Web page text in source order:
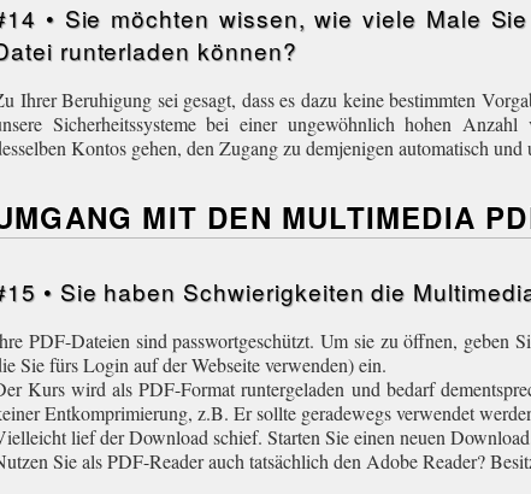
• Sie möchten wissen, wie viele Male
runterladen können?
Ihrer Beruhigung sei gesagt, dass es dazu keine bestimmten
Sicherheitssysteme bei einer ungewöhnlich hohen
Kontos gehen, den Zugang zu demjenigen automatisch und
MIT DEN MULTIMEDIA
• Sie haben Schwierigkeiten die
PDF-Dateien sind passwortgeschützt. Um sie zu öffnen, geben
Sie fürs Login auf der Webseite verwenden) ein.
Kurs wird als PDF-Format runtergeladen und bedarf
Entkomprimierung, z.B. Er sollte geradewegs verwendet
lief der Download schief. Starten Sie einen neuen
Sie als PDF-Reader auch tatsächlich den Adobe Reader?